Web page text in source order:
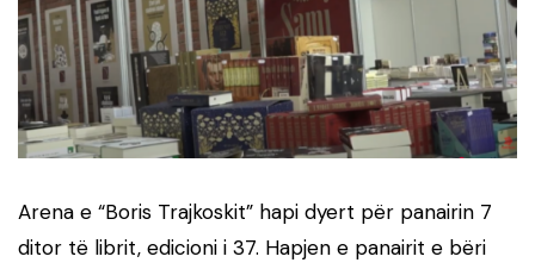
Arena e “Boris Trajkoskit” hapi dyert për panairin 7
ditor të librit, edicioni i 37. Hapjen e panairit e bëri